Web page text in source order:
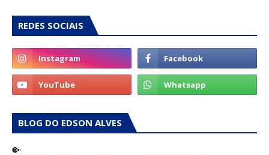
REDES SOCIAIS
BLOG DO EDSON ALVES